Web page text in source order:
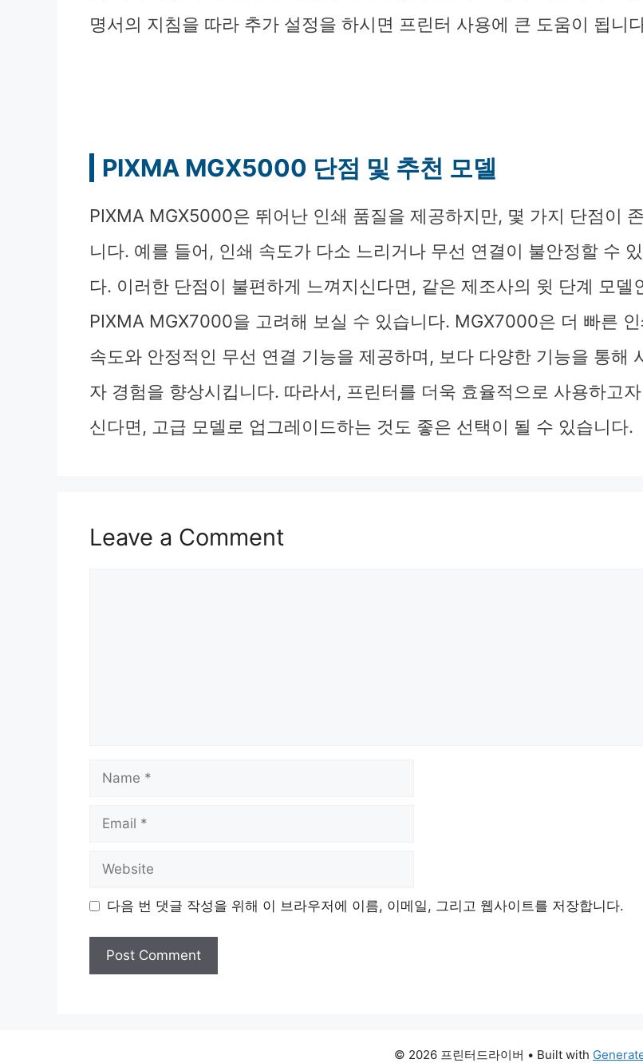
명서의 지침을 따라 추가 설정을 하시면 프린터 사용에 큰 도움이 됩니
PIXMA MGX5000 단점 및 추천 모델
PIXMA MGX5000은 뛰어난 인쇄 품질을 제공하지만, 몇 가지 단점이
니다. 예를 들어, 인쇄 속도가 다소 느리거나 무선 연결이 불안정할 수
다. 이러한 단점이 불편하게 느껴지신다면, 같은 제조사의 윗 단계 모델
PIXMA MGX7000을 고려해 보실 수 있습니다. MGX7000은 더 빠른 인
속도와 안정적인 무선 연결 기능을 제공하며, 보다 다양한 기능을 통해
자 경험을 향상시킵니다. 따라서, 프린터를 더욱 효율적으로 사용하고
신다면, 고급 모델로 업그레이드하는 것도 좋은 선택이 될 수 있습니다.
Leave a Comment
Name
Email
Website
다음 번 댓글 작성을 위해 이 브라우저에 이름, 이메일, 그리고 웹사이트를 저장합니다.
© 2026 프린터드라이버 • Built with